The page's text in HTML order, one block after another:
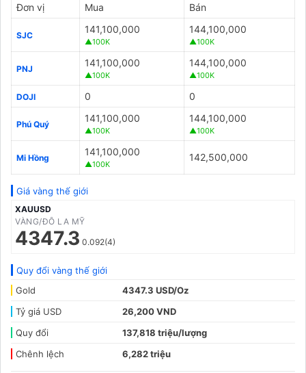
Đơn vị Mua Bán
SJC
141,100,000
▲100K
144,100,000
▲100K
PNJ
141,100,000
▲100K
144,100,000
▲100K
DOJI 0 0
Phú Quý
141,100,000
▲100K
144,100,000
▲100K
Mi Hồng
141,100,000
▲100K
142,500,000
Giá vàng thế giới
XAUUSD
VÀNG/ĐÔ LA MỸ
4347.3 0.092(4)
Quy đổi vàng thế giới
Gold
4347.3 USD/Oz
Tỷ giá USD
26,200 VND
Quy đổi
137,818 triệu/lượng
Chênh lệch
6,282 triệu